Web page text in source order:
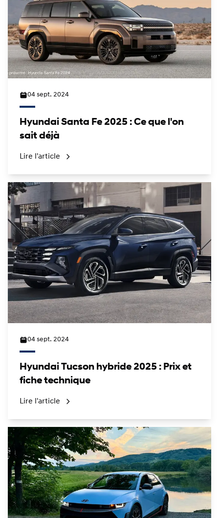
04 sept. 2024
Hyundai Santa Fe 2025 : Ce que l'on
sait déjà
Lire l'article
04 sept. 2024
Hyundai Tucson hybride 2025 : Prix et
fiche technique
Lire l'article